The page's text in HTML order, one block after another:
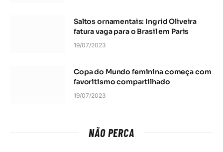
Saltos ornamentais: Ingrid Oliveira
fatura vaga para o Brasil em Paris
19/07/2023
Copa do Mundo feminina começa com
favoritismo compartilhado
19/07/2023
NÃO PERCA